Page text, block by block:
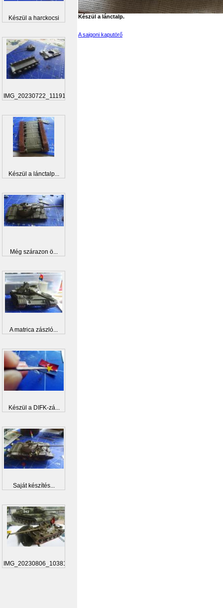
Készül a lánctalp.
A saigoni kaputörő
Készül a harckocsi
IMG_20230722_111919
Készül a lánctalp...
Még szárazon ö...
A matrica zászló...
Készül a DIFK-zá...
Saját készítés...
IMG_20230806_103812